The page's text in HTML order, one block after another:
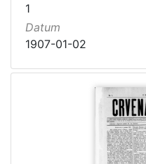
1
Datum
1907-01-02